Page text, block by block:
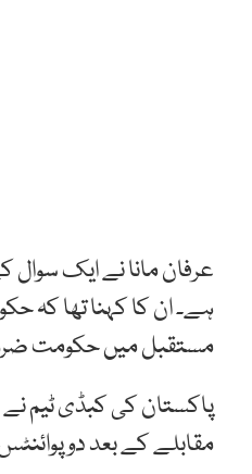
عرفان مانا نے ایک
ہے۔ ان کا کہنا تھا کہ
مستقبل میں حکومت
مقابلے کے بعد دو